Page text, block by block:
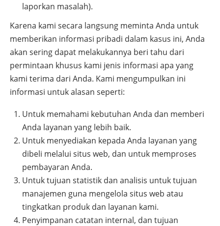
laporkan masalah).
Karena kami secara langsung meminta Anda untuk
memberikan informasi pribadi dalam kasus ini, Anda
akan sering dapat melakukannya beri tahu dari
permintaan khusus kami jenis informasi apa yang
kami terima dari Anda. Kami mengumpulkan ini
informasi untuk alasan seperti:
Untuk memahami kebutuhan Anda dan memberi
Anda layanan yang lebih baik.
Untuk menyediakan kepada Anda layanan yang
dibeli melalui situs web, dan untuk memproses
pembayaran Anda.
Untuk tujuan statistik dan analisis untuk tujuan
manajemen guna mengelola situs web atau
tingkatkan produk dan layanan kami.
Penyimpanan catatan internal, dan tujuan